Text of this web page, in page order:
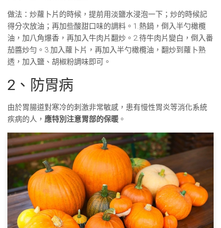
做法：炒蘿卜片的時候，提前用淡鹽水浸泡一下；炒的時候記
得分次放油；再加些酸甜口味的調料。1.熱鍋，倒入半勺橄欖
油，加八角爆香，再加入牛肉片翻炒。2.待牛肉片變白，倒入番
茄醬炒勻。3.加入蘿卜片，再加入半勺橄欖油，翻炒到蘿卜熟
透，加入鹽、胡椒粉調味即可。
2、防胃病
由於胃腸道對寒冷的刺激非常敏感，患有慢性胃炎等消化系統
疾病的人， 應特別注意胃部的保暖 。